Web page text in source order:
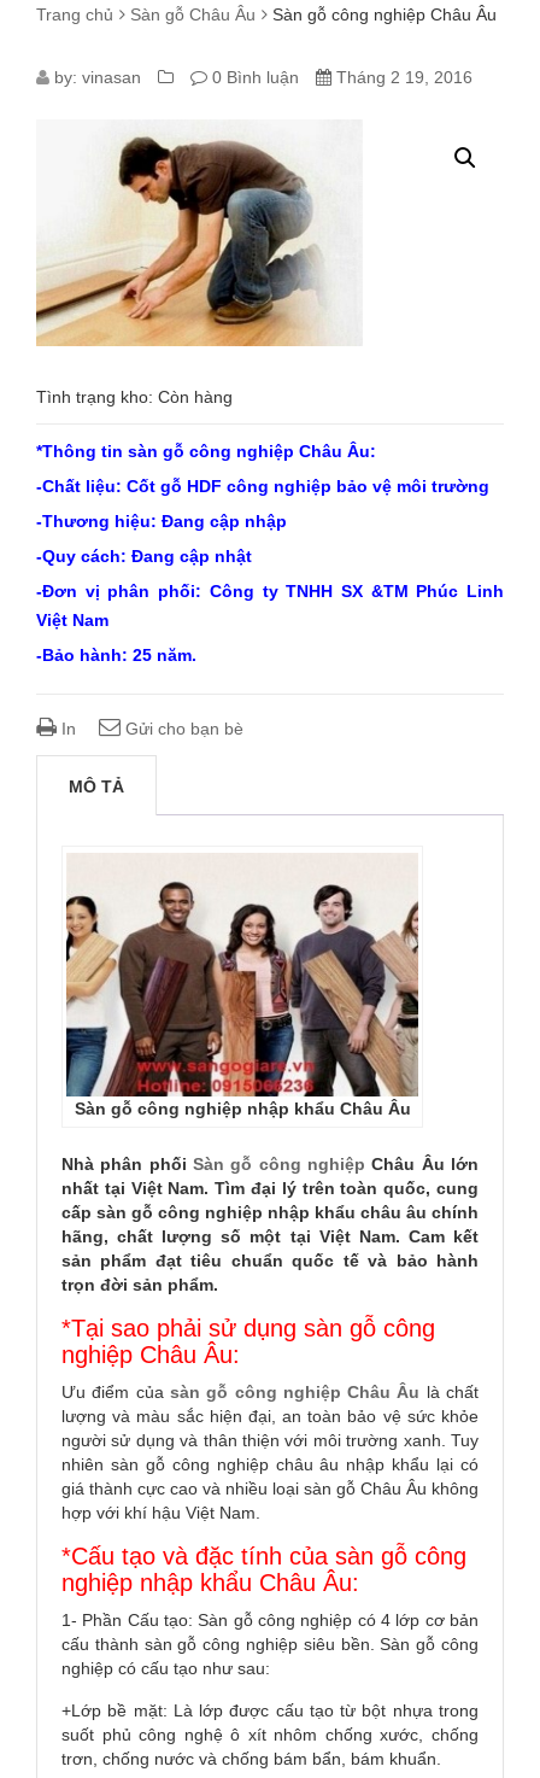
Trang chủ Sàn gỗ Châu Âu Sàn gỗ công nghiệp Châu Âu
SÀN
CÔNG
CHÂU
ÂU
by: vinasan 0 Bình luận Tháng 2 19, 2016
Tình trạng kho: Còn hàng
*Thông tin sàn gỗ công nghiệp Châu Âu:
-Chất liệu: Cốt gỗ HDF công nghiệp bảo vệ môi trường
-Thương hiệu: Đang cập nhập
-Quy cách: Đang cập nhật
Việt Nam
-Bảo hành: 25 năm.
Sàn gỗ công nghiệp nhập khẩu Châu Âu
Nhà phân phốiSàn gỗ công nghiệp Châu Âu lớn
nhất tại Việt Nam. Tìm đại lý trên toàn quốc, cung
hãng, chất lượng số một tại Việt Nam. Cam kết
sản phẩm đạt tiêu chuẩn quốc tế và bảo hành
trọn đời sản phẩm.
*Tại sao phải sử dụng sàn gỗ công
nghiệp Châu Âu:
Ưu điểm của sàn gỗ công nghiệp Châu Âulà chất
lượng và màu sắc hiện đại, an toàn bảo vệ sức khỏe
nhiên sàn gỗ công nghiệp châu âu nhập khẩu lại có
giá thành cực cao và nhiều loại sàn gỗ Châu Âu không
hợp với khí hậu Việt Nam.
*Cấu tạo và đặc tính của sàn gỗ công
nghiệp nhập khẩu Châu Âu:
1- Phần Cấu tạo: Sàn gỗ công nghiệp có 4 lớp cơ bản
cấu thành sàn gỗ công nghiệp siêu bền. Sàn gỗ công
nghiệp có cấu tạo như sau: